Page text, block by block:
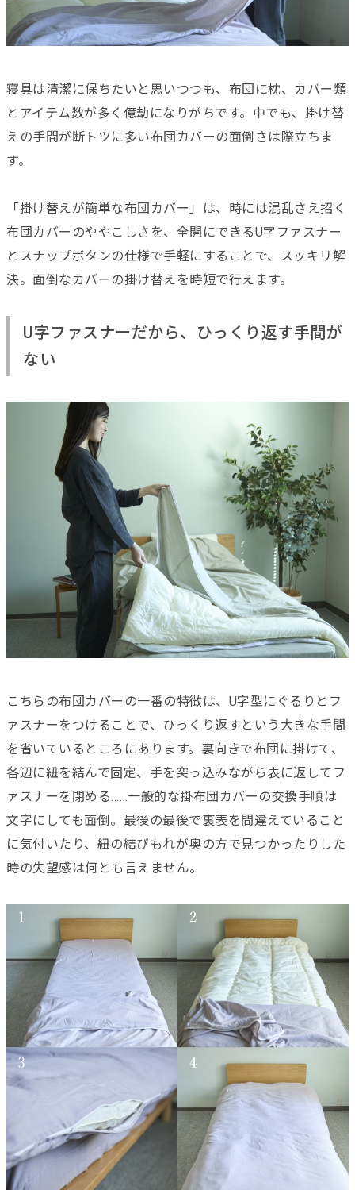
寝具は清潔に保ちたいと思いつつも、布団に枕、カバー類
とアイテム数が多く億劫になりがちです。中でも、掛け替
えの手間が断トツに多い布団カバーの面倒さは際立ちま
す。
「掛け替えが簡単な布団カバー」は、時には混乱さえ招く
布団カバーのややこしさを、全開にできるU字ファスナー
とスナップボタンの仕様で手軽にすることで、スッキリ解
決。面倒なカバーの掛け替えを時短で行えます。
U字ファスナーだから、ひっくり返す手間が
ない
こちらの布団カバーの一番の特徴は、U字型にぐるりとフ
ァスナーをつけることで、ひっくり返すという大きな手間
を省いているところにあります。裏向きで布団に掛けて、
各辺に紐を結んで固定、手を突っ込みながら表に返してフ
ァスナーを閉める……一般的な掛布団カバーの交換手順は
文字にしても面倒。最後の最後で裏表を間違えていること
に気付いたり、紐の結びもれが奥の方で見つかったりした
時の失望感は何とも言えません。